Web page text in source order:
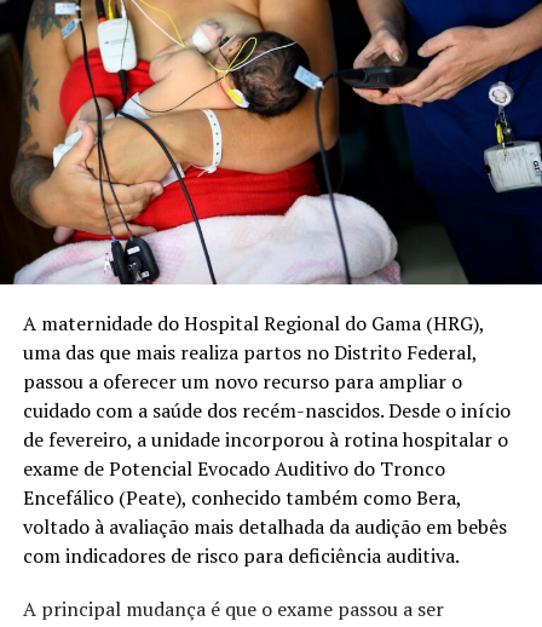
A maternidade do Hospital Regional do Gama (HRG),
uma das que mais realiza partos no Distrito Federal,
passou a oferecer um novo recurso para ampliar o
cuidado com a saúde dos recém-nascidos. Desde o início
de fevereiro, a unidade incorporou à rotina hospitalar o
exame de Potencial Evocado Auditivo do Tronco
Encefálico (Peate), conhecido também como Bera,
voltado à avaliação mais detalhada da audição em bebês
com indicadores de risco para deficiência auditiva.
A principal mudança é que o exame passou a ser